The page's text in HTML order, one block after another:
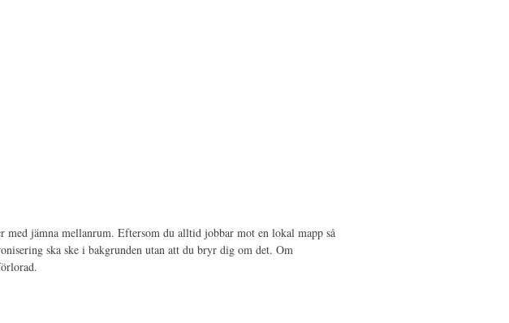
jämna mellanrum. Eftersom du alltid jobbar mot en lokal mapp så
ska ske i bakgrunden utan att du bryr dig om det. Om